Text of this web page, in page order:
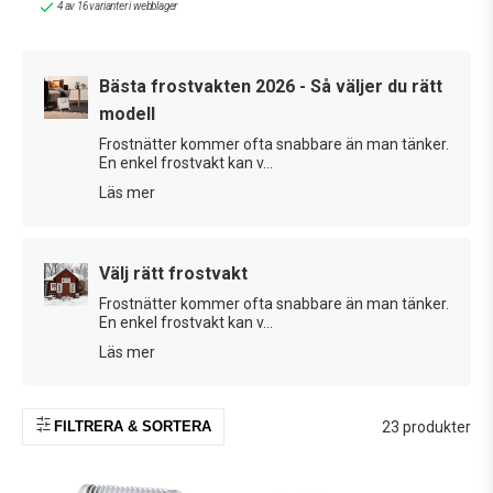
och en kontrollerad elförbrukning. Dock är de alltid påslagna,
även när det är varmt ute. Vill du stänga av frostskyddet under
sommarhalvåret behöver du komplettera din frostvakt med en
termostat, eller en controller, som ser till att värmekabeln endast
aktiveras kring fryspunkten.
värmekabel som är avsedda för att förhindra isbildning i
takrännor och stuprör.
Vi har även färdiga frostvakter och värmekabel med ansluten
sladd och stickpropp i olika längder och effekter. Allt från 2
millimeter vid -25 °C, förutsatt att röret är adekvat isolerat och
4 av 16 varianter i webblager
Bästa frostvakten 2026 - Så väljer du rätt
modell
Frostnätter kommer ofta snabbare än man tänker.
En enkel frostvakt kan v...
Läs mer
Välj rätt frostvakt
Frostnätter kommer ofta snabbare än man tänker.
En enkel frostvakt kan v...
Läs mer
FILTRERA & SORTERA 23 produkter